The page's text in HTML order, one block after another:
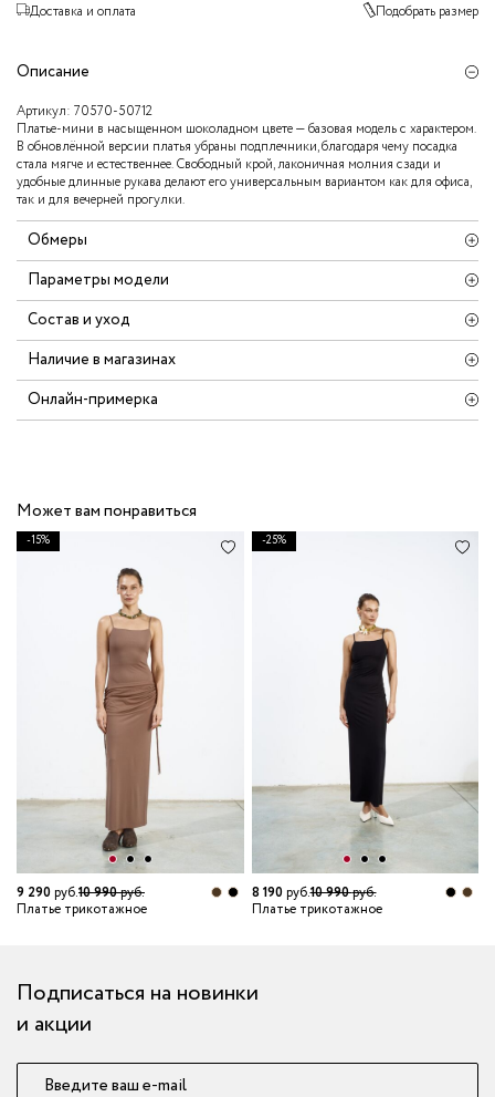
Доставка и оплата Подобрать размер
Описание
Артикул: 70570-50712
Платье-мини в насыщенном шоколадном цвете — базовая модель с характером.
В обновлённой версии платья убраны подплечники, благодаря чему посадка
стала мягче и естественнее. Свободный крой, лаконичная молния сзади и
удобные длинные рукава делают его универсальным вариантом как для офиса,
так и для вечерней прогулки.
Обмеры
Параметры модели
Состав и уход
Наличие в магазинах
Онлайн-примерка
Может вам понравиться
-15%
9 290руб.10 990руб.
Платье трикотажное
-25%
8 190руб.10 990руб.
Платье трикотажное
Подписаться на новинки
и акции
Введите ваш e-mail